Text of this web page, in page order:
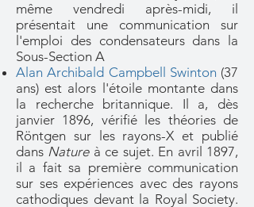
même vendredi après-midi, il
présentait une communication sur
l'emploi des condensateurs dans la
Sous-Section A
Alan Archibald Campbell Swinton (37
ans) est alors l'étoile montante dans
la recherche britannique. Il a, dès
janvier 1896, vérifié les théories de
Röntgen sur les rayons-X et publié
dans Natureà ce sujet. En avril 1897,
il a fait sa première communication
sur ses expériences avec des rayons
cathodiques devant la Royal Society.